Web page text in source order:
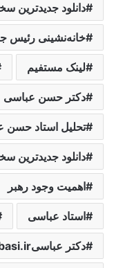
دانلود جدیدترین
خانه‌نشینی رئیس
لینک مستفیم
دکتر حسن عباسی
تحلیل استاد حسن
دانلود جدیدترین
اهمیت وجود رهبر
استاد عباسی
دکتر عباسیdr-abbasi.ir